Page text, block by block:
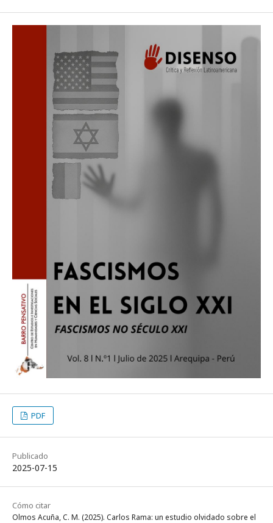
PDF
Publicado
2025-07-15
Cómo citar
Olmos Acuña, C. M. (2025). Carlos Rama: un estudio olvidado sobre el